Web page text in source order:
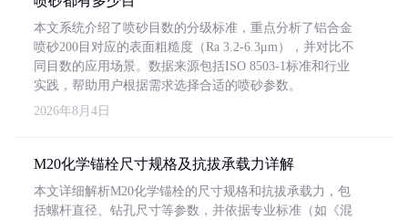
本文系统介绍了喷砂目数的分级标准，重点分析了铝合金
喷砂200目对应的表面粗糙度（Ra 3.2-6.3μm），并对比不
同目数的应用场景。数据来源包括ISO 8503-1标准和行业
实践，帮助用户根据需求选择合适的喷砂参数。
2026年8月4日
M20化学锚栓尺寸规格及抗拔承载力详解
本文详细解析M20化学锚栓的尺寸规格和抗拔承载力，包
括螺杆直径、钻孔尺寸等参数，并依据专业标准（如《混